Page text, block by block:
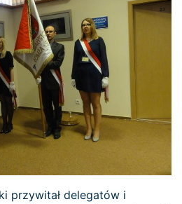
przywitał delegatów i